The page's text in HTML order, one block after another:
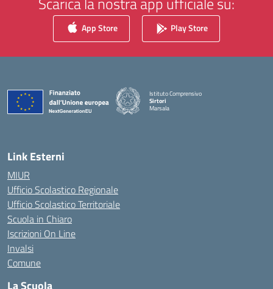
App Store Play Store
Istituto Comprensivo
Sirtori
Marsala
Link Esterni
MIUR
Ufficio Scolastico Regionale
Ufficio Scolastico Territoriale
Scuola in Chiaro
Iscrizioni On Line
Invalsi
Comune
La Scuola